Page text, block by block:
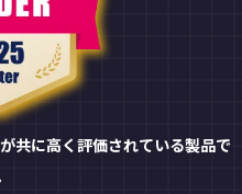
が共に高く評価されている製品で